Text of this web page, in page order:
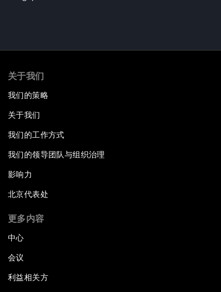
关于我们
我们的策略
关于我们
我们的工作方式
我们的领导团队与组织治理
影响力
北京代表处
更多内容
中心
会议
利益相关方